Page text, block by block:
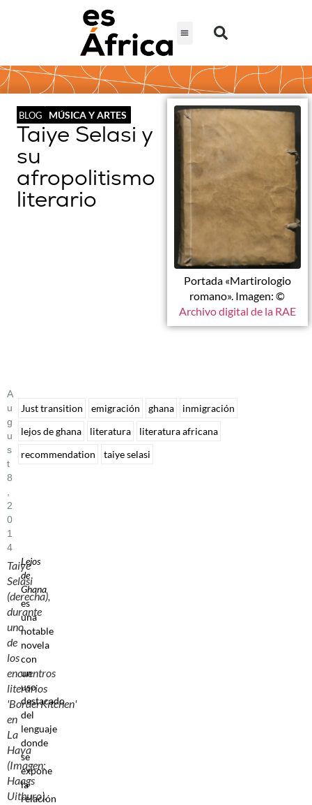
BLOG MÚSICA Y ARTES
Taiye Selasi y
su
afropolitismo
literario
Portada «Martirologio
romano». Imagen: ©
Archivo digital de la RAE
A
U
G
U
S
T
8
2
0
1
4
Taiye
Selasi
(derecha),
durante
uno
de
los
encuentros
literarios
'BorderKitchen'
en
La
Haya
(Imagen:
Haags
Uitburo).
Lejos
de
Ghana
es
una
notable
novela
con
un
uso
destacado
del
lenguaje
donde
se
expone
la
relación
Just transition emigración ghana
inmigración
lejos de ghana
literatura
literatura africana
recommendation
taiye selasi